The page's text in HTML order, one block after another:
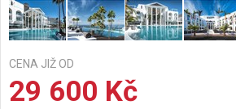
CENA JIŽ OD
29 600 Kč